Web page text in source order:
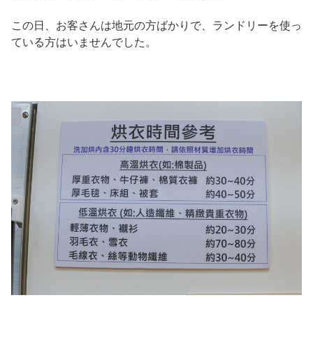
この日、お客さんは地元の方ばかりで、ランドリーを使っ
ている方はいませんでした。